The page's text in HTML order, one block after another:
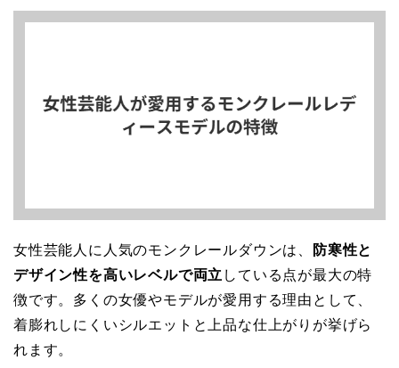
女性芸能人に人気のモンクレールダウンは、
防寒性と
デザイン性を高いレベルで両立 している点が最大の特
徴です。多くの女優やモデルが愛用する理由として、
着膨れしにくいシルエットと上品な仕上がりが挙げら
れます。